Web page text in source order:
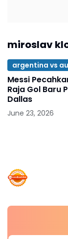
miroslav
argentina vs
Messi
Raja Gol Baru
Dallas
June 23, 2026